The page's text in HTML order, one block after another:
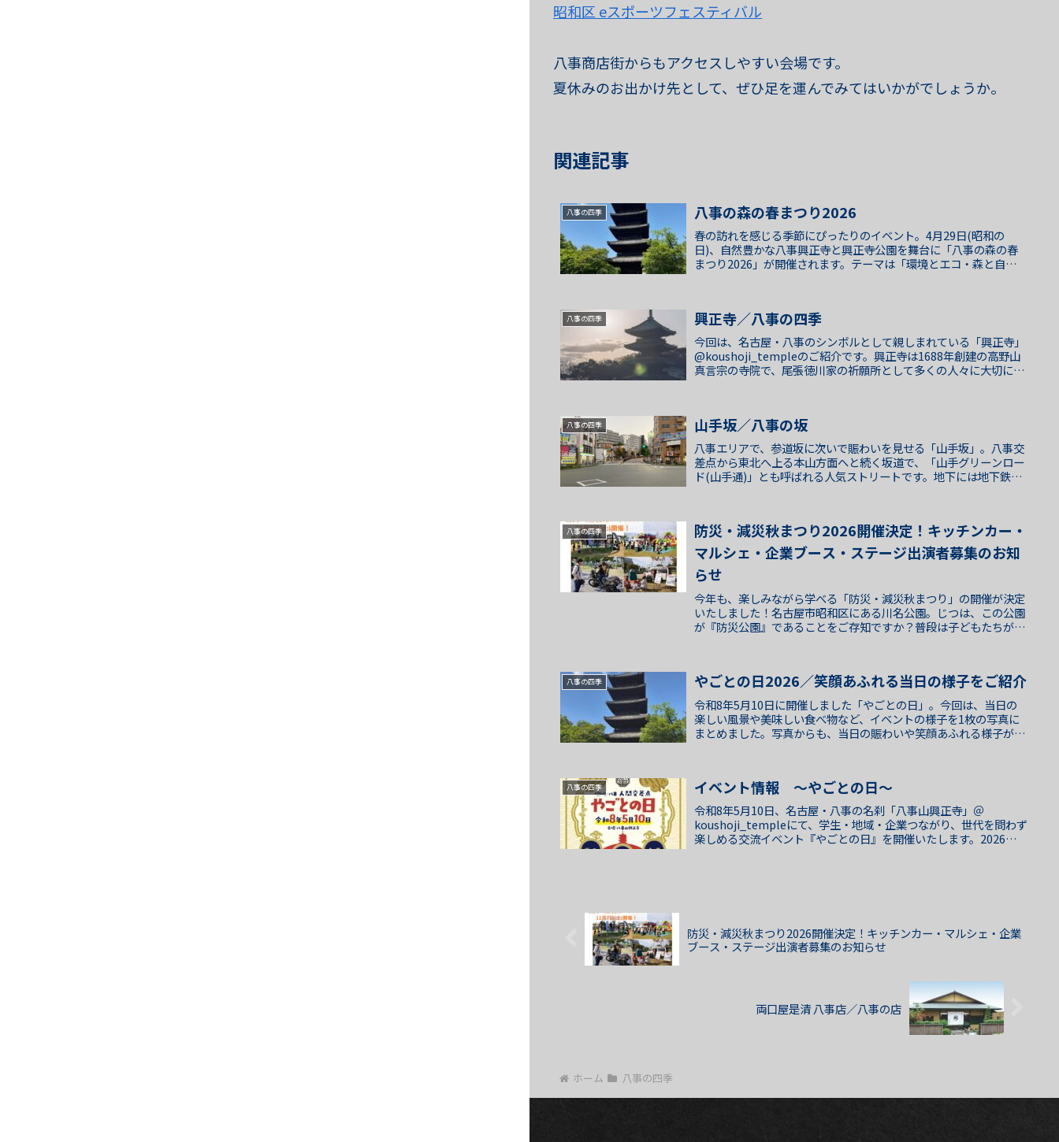
昭和区 eスポーツフェスティバル
八事商店街からもアクセスしやすい会場です。
夏休みのお出かけ先として、ぜひ足を運んでみてはいかがでしょうか。
関連記事
八事の四季 八事の森の春まつり2026
春の訪れを感じる季節にぴったりのイベント。4月29日(昭和の
日)、自然豊かな八事興正寺と興正寺公園を舞台に「八事の森の春
まつり2026」が開催されます。テーマは「環境とエコ・森と自
八事の四季 興正寺／八事の四季
今回は、名古屋・八事のシンボルとして親しまれている「興正寺」
@koushoji_templeのご紹介です。興正寺は1688年創建の高野山
真言宗の寺院で、尾張徳川家の祈願所として多くの人々に大切にさ
八事の四季 山手坂／八事の坂
八事エリアで、参道坂に次いで賑わいを見せる「山手坂」。八事交
差点から東北へ上る本山方面へと続く坂道で、「山手グリーンロー
ド(山手通)」とも呼ばれる人気ストリートです。地下には地下鉄名
八事の四季
防災・減災秋まつり2026開催決定！キッチンカー・
マルシェ・企業ブース・ステージ出演者募集のお知
らせ
今年も、楽しみながら学べる「防災・減災秋まつり」の開催が決定
いたしました！名古屋市昭和区にある川名公園。じつは、この公園
が『防災公園』であることをご存知ですか？普段は子どもたちが元
八事の四季 やごとの日2026／笑顔あふれる当日の様子をご紹介
令和8年5月10日に開催しました「やごとの日」。今回は、当日の
楽しい風景や美味しい食べ物など、イベントの様子を1枚の写真に
まとめました。写真からも、当日の賑わいや笑顔あふれる様子が少
八事の四季 イベント情報 ～やごとの日～
令和8年5月10日、名古屋・八事の名刹「八事山興正寺」＠
koushoji_templeにて、学生・地域・企業つながり、世代を問わず
楽しめる交流イベント『やごとの日』を開催いたします。2026年の
防災・減災秋まつり2026開催決定！キッチンカー・マルシェ・企業
ブース・ステージ出演者募集のお知らせ
両口屋是清 八事店／八事の店
ホーム 八事の四季